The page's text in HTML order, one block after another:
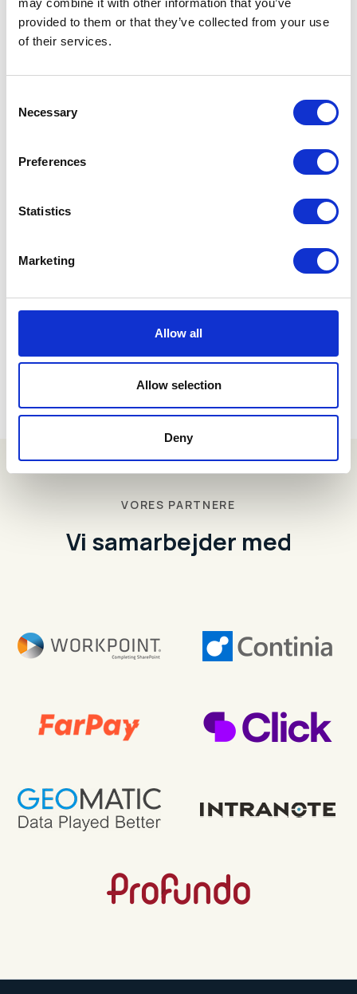
provided to them or that they’ve collected from your use
of their services.
Selection
Necessary
Preferences
Statistics
Marketing
Allow all
Allow selection
Deny
Dermed undgår man at skulle godkende ønsker om
afmelding.
Via menupunktet "Afmeld deltager" kan der opsættes
en kørsel – som også kan oprettes i jobkøen – som
automatisk afmelder disse deltagere.
Nu sendes påmindelser også til eksterne deltagere,
VORES PARTNERE
Vi samarbejder med